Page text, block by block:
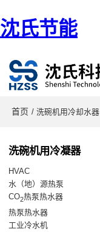
沈氏节能
首页 / 洗碗机用冷却水器
洗碗机用冷凝器
HVAC
水（地）源热泵
CO2热泵热水器
热泵热水器
工业冷水机